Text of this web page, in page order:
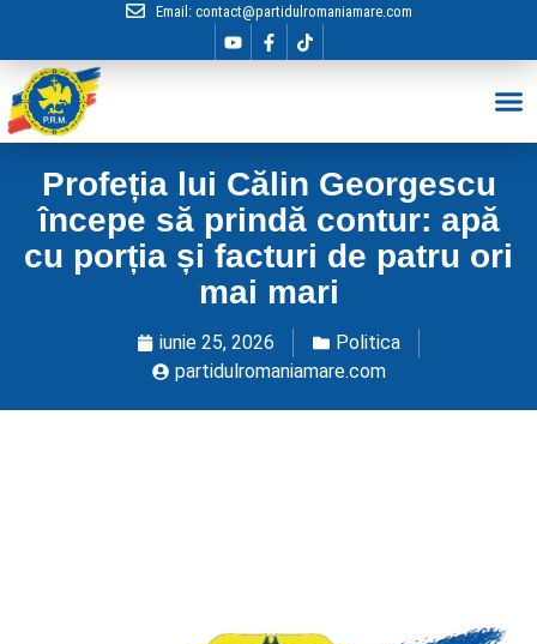
Email: contact@partidulromaniamare.com
Profeția lui Călin Georgescu
începe să prindă contur: apă
cu porția și facturi de patru ori
mai mari
iunie 25, 2026
Politica
partidulromaniamare.com